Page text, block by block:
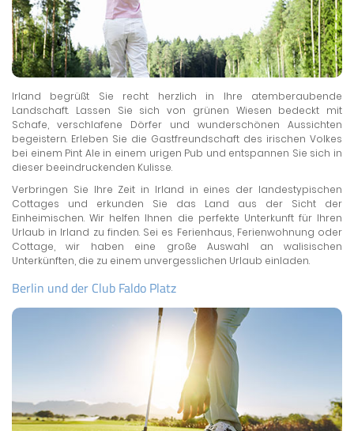
Irland begrüßt Sie recht herzlich in Ihre atemberaubende
Landschaft. Lassen Sie sich von grünen Wiesen bedeckt mit
Schafe, verschlafene Dörfer und wunderschönen Aussichten
begeistern. Erleben Sie die Gastfreundschaft des irischen Volkes
bei einem Pint Ale in einem urigen Pub und entspannen Sie sich in
dieser beeindruckenden Kulisse.
Verbringen Sie Ihre Zeit in Irland in eines der landestypischen
Cottages und erkunden Sie das Land aus der Sicht der
Einheimischen. Wir helfen Ihnen die perfekte Unterkunft für Ihren
Urlaub in Irland zu finden. Sei es Ferienhaus, Ferienwohnung oder
Cottage, wir haben eine große Auswahl an walisischen
Unterkünften, die zu einem unvergesslichen Urlaub einladen.
Berlin und der Club Faldo Platz